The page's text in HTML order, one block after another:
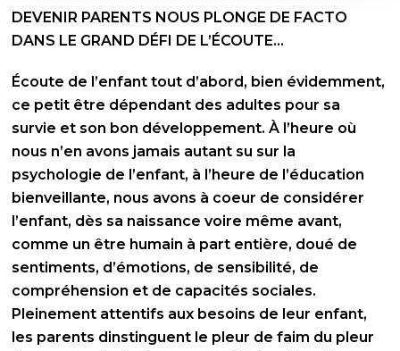
DEVENIR PARENTS NOUS PLONGE DE FACTO
DANS LE GRAND DÉFI DE L’ÉCOUTE…
Écoute de l’enfant tout d’abord, bien évidemment,
ce petit être dépendant des adultes pour sa
survie et son bon développement. À l’heure où
nous n’en avons jamais autant su sur la
psychologie de l’enfant, à l’heure de l’éducation
bienveillante, nous avons à coeur de considérer
l’enfant, dès sa naissance voire même avant,
comme un être humain à part entière, doué de
sentiments, d’émotions, de sensibilité, de
compréhension et de capacités sociales.
Pleinement attentifs aux besoins de leur enfant,
les parents dinstinguent le pleur de faim du pleur